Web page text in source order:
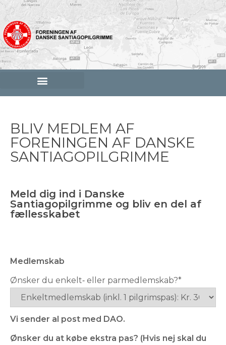
BLIV MEDLEM AF
FORENINGEN AF DANSKE
SANTIAGOPILGRIMME
Meld dig ind i Danske
Santiagopilgrimme og bliv en del af
fællesskabet
Medlemskab
Ønsker du enkelt‐ eller parmedlemskab?*
Vi sender al post med DAO.
Ønsker du at købe ekstra pas? (Hvis nej skal du